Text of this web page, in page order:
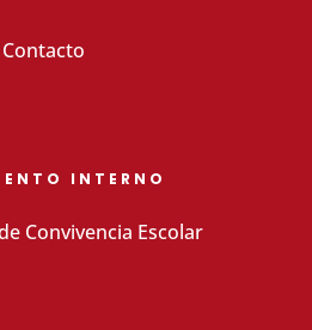
Contacto
INTERNO
Convivencia Escolar